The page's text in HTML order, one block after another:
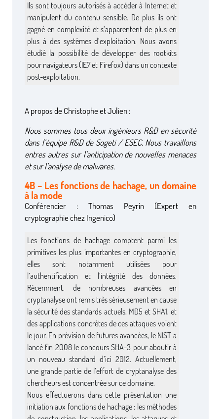
Ils sont toujours autorisés à accéder à Internet et
manipulent du contenu sensible. De plus ils ont
gagné en complexité et s’apparentent de plus en
plus à des systèmes d’exploitation. Nous avons
étudié la possibilité de développer des rootkits
pour navigateurs (IE7 et Firefox) dans un contexte
post-exploitation.
A propos de Christophe et Julien :
Nous sommes tous deux ingénieurs R&D en sécurité
dans l’équipe R&D de Sogeti / ESEC. Nous travaillons
entres autres sur l’anticipation de nouvelles menaces
et sur l’analyse de malwares.
4B – Les fonctions de hachage, un domaine
à la mode
Conférencier : Thomas Peyrin (Expert en
cryptographie chez Ingenico)
Les fonctions de hachage comptent parmi les
primitives les plus importantes en cryptographie,
elles sont notamment utilisées pour
l’authentification et l’intégrité des données.
Récemment, de nombreuses avancées en
cryptanalyse ont remis très sérieusement en cause
la sécurité des standards actuels, MD5 et SHA1, et
des applications concrètes de ces attaques voient
le jour. En prévision de futures avancées, le NIST a
lancé fin 2008 le concours SHA-3 pour aboutir à
un nouveau standard d’ici 2012. Actuellement,
une grande partie de l’effort de cryptanalyse des
chercheurs est concentrée sur ce domaine.
Nous effectuerons dans cette présentation une
initiation aux fonctions de hachage : les méthodes